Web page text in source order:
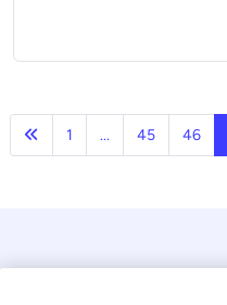
Anterior
1 ... 45 46